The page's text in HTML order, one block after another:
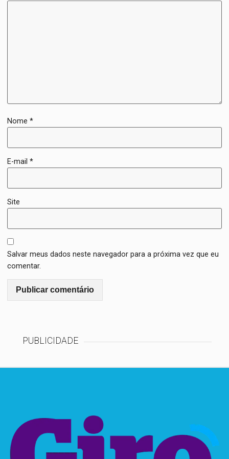
Nome*
E-mail*
Site
Salvar meus dados neste navegador para a próxima vez que eu
comentar.
PUBLICIDADE